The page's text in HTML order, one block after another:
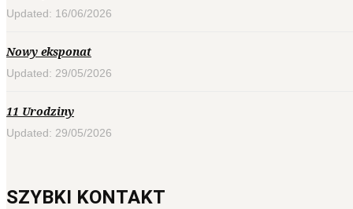
Updated: 16/06/2026
Nowy eksponat
Updated: 29/05/2026
11 Urodziny
Updated: 29/05/2026
SZYBKI KONTAKT